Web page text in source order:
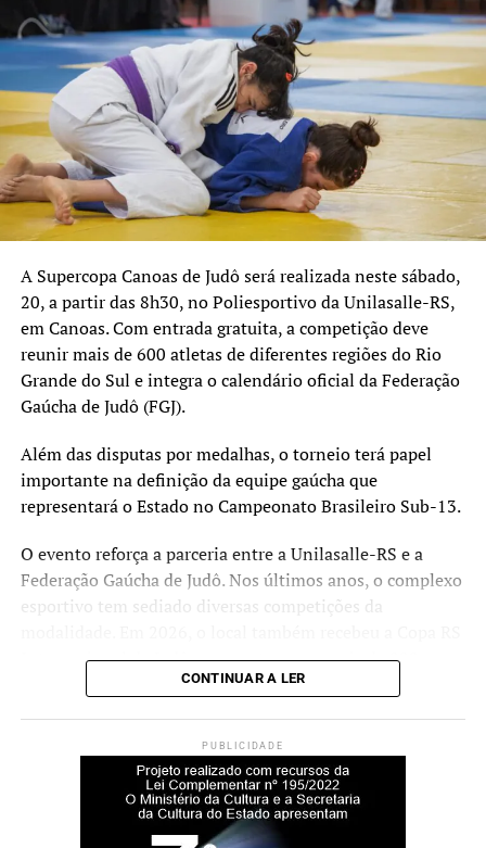
grande satisfação sediar
este campeonato e
consolidar Canoas como
uma verdadeira referência
no esporte”, destaca o
secretário municipal de
Esporte e Lazer, Luciano de
Oliveira.
A Supercopa Canoas de Judô será realizada neste sábado,
20, a partir das 8h30, no Poliesportivo da Unilasalle-RS,
em Canoas. Com entrada gratuita, a competição deve
reunir mais de 600 atletas de diferentes regiões do Rio
Grande do Sul e integra o calendário oficial da Federação
Gaúcha de Judô (FGJ).
Além das disputas por medalhas, o torneio terá papel
importante na definição da equipe gaúcha que
representará o Estado no Campeonato Brasileiro Sub-13.
O evento reforça a parceria entre a Unilasalle-RS e a
Federação Gaúcha de Judô. Nos últimos anos, o complexo
esportivo tem sediado diversas competições da
Internacional de Judô, que contou com mais de 900
participantes de diferentes estados brasileiros e países da
Para a coordenadora do Poliesportivo La Salle, Amanda
Nascimento, a realização da Supercopa Canoas fortalece
a relação da universidade com o esporte e a comunidade.
CONTINUAR A LER
PUBLICIDADE